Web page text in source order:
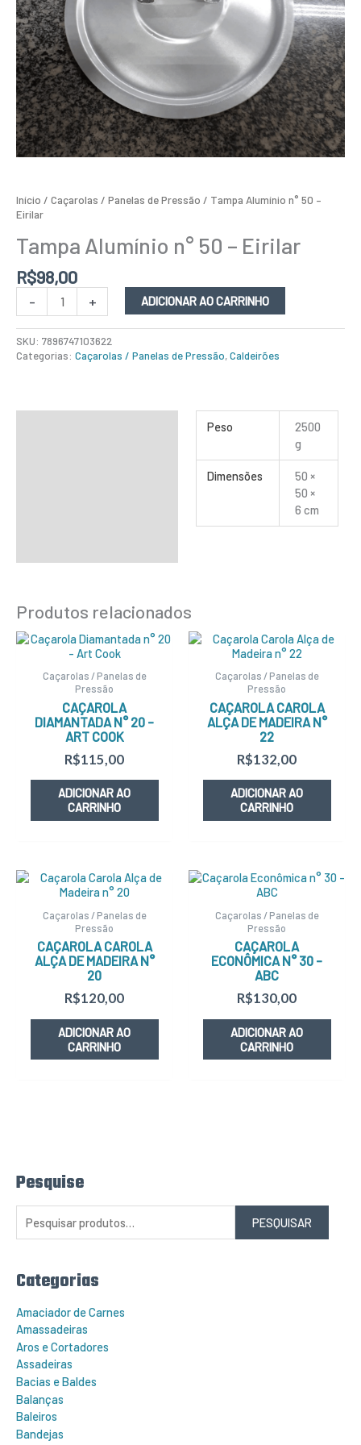
Pesquise
P
e
i
p
:
PESQUISAR
Categorias
Amaciador de Carnes
Amassadeiras
Aros e Cortadores
Assadeiras
Bacias e Baldes
Balanças
Baleiros
Bandejas
Início / Caçarolas / Panelas de Pressão / Tampa Alumínio n° 50 –
Eirilar
Tampa Alumínio n° 50 – Eirilar
R$98,00
- + ADICIONAR AO CARRINHO
SKU: 7896747103622
Categorias: Caçarolas / Panelas de Pressão,Caldeirões
Peso
2500
g
Dimensões
50 ×
50 ×
6 cm
Produtos relacionados
Caçarolas / Panelas de
Pressão
CAÇAROLA
DIAMANTADA N° 20 –
ART COOK
R$115,00
ADICIONAR AO
CARRINHO
Caçarolas / Panelas de
Pressão
CAÇAROLA CAROLA
ALÇA DE MADEIRA N°
22
R$132,00
ADICIONAR AO
CARRINHO
Caçarolas / Panelas de
Pressão
CAÇAROLA CAROLA
ALÇA DE MADEIRA N°
20
R$120,00
ADICIONAR AO
CARRINHO
Caçarolas / Panelas de
Pressão
CAÇAROLA
ECONÔMICA N° 30 –
ABC
R$130,00
ADICIONAR AO
CARRINHO